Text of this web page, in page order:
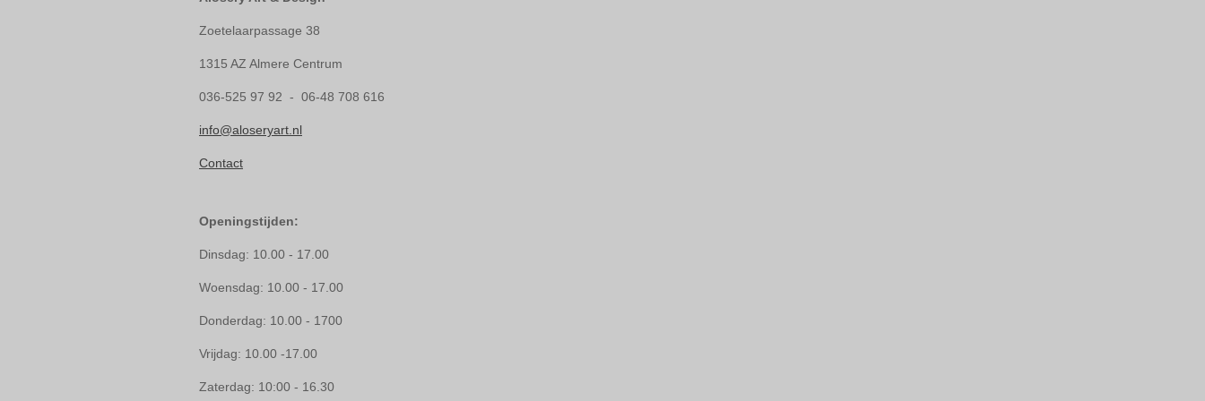
Zoetelaarpassage 38
1315 AZ Almere Centrum
036-525 97 92 - 06-48 708 616
info@aloseryart.nl
Contact
Openingstijden:
Dinsdag: 10.00 - 17.00
Woensdag: 10.00 - 17.00
Donderdag: 10.00 - 1700
Vrijdag: 10.00 -17.00
Zaterdag: 10:00 - 16.30